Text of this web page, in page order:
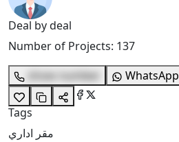
Deal by deal
Number of Projects: 137
show number
WhatsApp
Tags
مقر اداري